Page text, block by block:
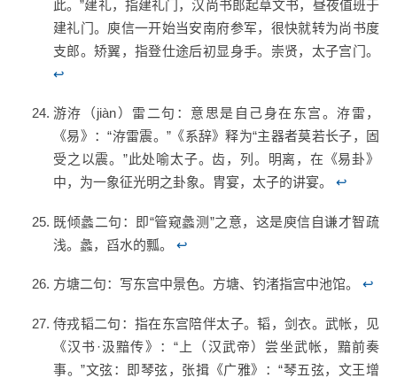
此。”建礼，指建礼门，汉尚书郎起草文书，昼夜值班于
建礼门。庾信一开始当安南府参军，很快就转为尚书度
支郎。矫翼，指登仕途后初显身手。崇贤，太子宫门。
↩
游洊（jiàn）雷二句：意思是自己身在东宫。洊雷，
《易》：“洊雷震。”《系辞》释为“主器者莫若长子，固
受之以震。”此处喻太子。齿，列。明离，在《易卦》
中，为一象征光明之卦象。胄宴，太子的讲宴。 ↩
既倾蠡二句：即“管窥蠡测”之意，这是庾信自谦才智疏
浅。蠡，舀水的瓢。 ↩
方塘二句：写东宫中景色。方塘、钓渚指宫中池馆。 ↩
侍戎韬二句：指在东宫陪伴太子。韬，剑衣。武帐，见
《汉书·汲黯传》：“上（汉武帝）尝坐武帐，黯前奏
事。”文弦：即琴弦，张揖《广雅》：“琴五弦，文王增